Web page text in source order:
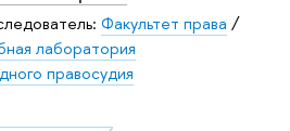
Факультет права /
лаборатория
правосудия